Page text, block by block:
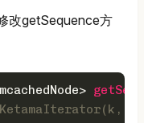
改getSequence方
7,